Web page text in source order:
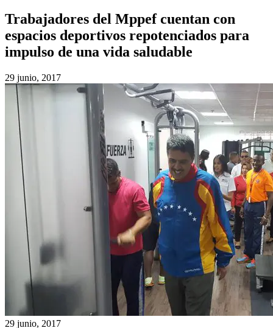
Trabajadores del Mppef cuentan con
espacios deportivos repotenciados para
impulso de una vida saludable
29 junio, 2017
29 junio, 2017